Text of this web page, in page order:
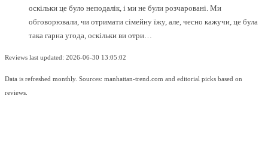
оскільки це було неподалік, і ми не були розчаровані. Ми
обговорювали, чи отримати сімейну їжу, але, чесно кажучи, це була
така гарна угода, оскільки ви отри…
Reviews last updated: 2026-06-30 13:05:02
Data is refreshed monthly. Sources: manhattan-trend.com and editorial picks based on
reviews.